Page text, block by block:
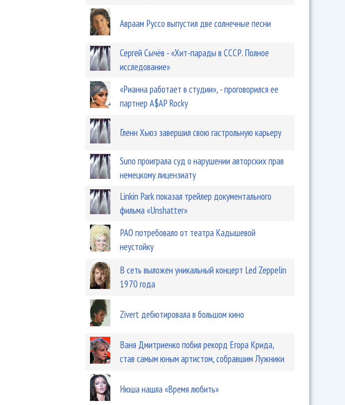
Авраам Руссо выпустил две солнечные песни
Сергей Сычёв - «Хит-парады в СССР. Полное
исследование»
«Рианна работает в студии», - проговорился ее
партнер A$AP Rocky
Гленн Хьюз завершил свою гастрольную карьеру
Suno проиграла суд о нарушении авторских прав
немецкому лицензиату
Linkin Park показал трейлер документального
фильма «Unshatter»
РАО потребовало от театра Кадышевой
неустойку
В сеть выложен уникальный концерт Led Zeppelin
1970 года
Zivert дебютировала в большом кино
Ваня Дмитриенко побил рекорд Егора Крида,
став самым юным артистом, собравшим Лужники
Нюша нашла «Время любить»